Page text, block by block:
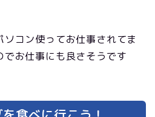
コン使ってお仕事されてま
でお仕事にも良さそうです